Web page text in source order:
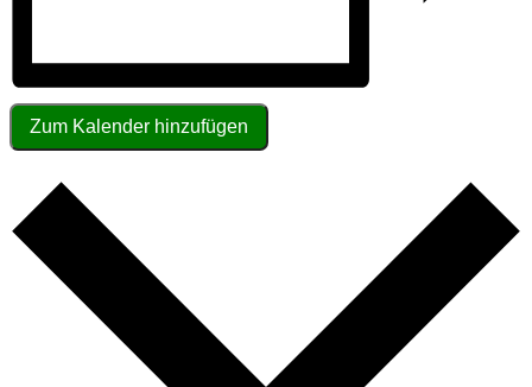
Zum Kalender hinzufügen